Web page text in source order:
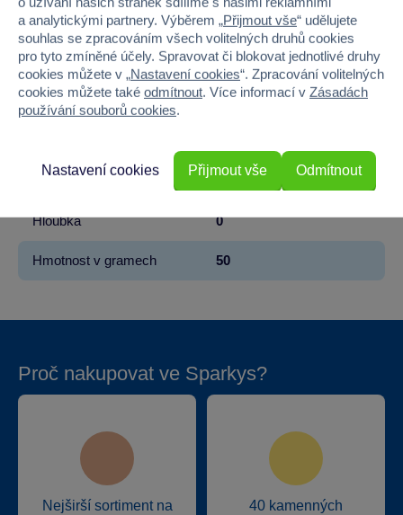
Řada Super Mario™
Věk od 3
Pohlaví HOLKA, KLUK
Hloubka 0
Hmotnost v gramech 50
Proč nakupovat ve Sparkys?
Nejširší sortiment na
40 kamenných
a analytickými partnery. Výběrem „Přijmout vše“ udělujete
souhlas se zpracováním všech volitelných druhů cookies
pro tyto zmíněné účely. Spravovat či blokovat jednotlivé druhy
cookies můžete v „Nastavení cookies“. Zpracování volitelných
cookies můžete také odmítnout. Více informací v Zásadách
používání souborů cookies.
Odmítnout
Nastavení cookies Přijmout vše